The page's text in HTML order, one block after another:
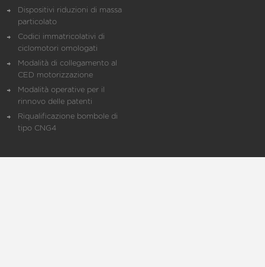
Dispositivi riduzioni di massa
particolato
Codici immatricolativi di
ciclomotori omologati
Modalità di collegamento al
CED motorizzazione
Modalità operative per il
rinnovo delle patenti
Riqualificazione bombole di
tipo CNG4